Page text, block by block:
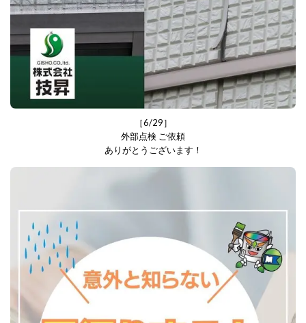
［6/29］
外部点検 ご依頼
ありがとうございます！